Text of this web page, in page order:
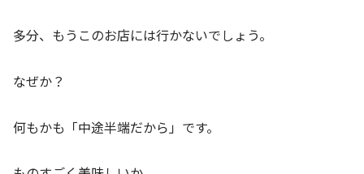
多分、もうこのお店には行かないでしょう。
なぜか？
何もかも「中途半端だから」です。